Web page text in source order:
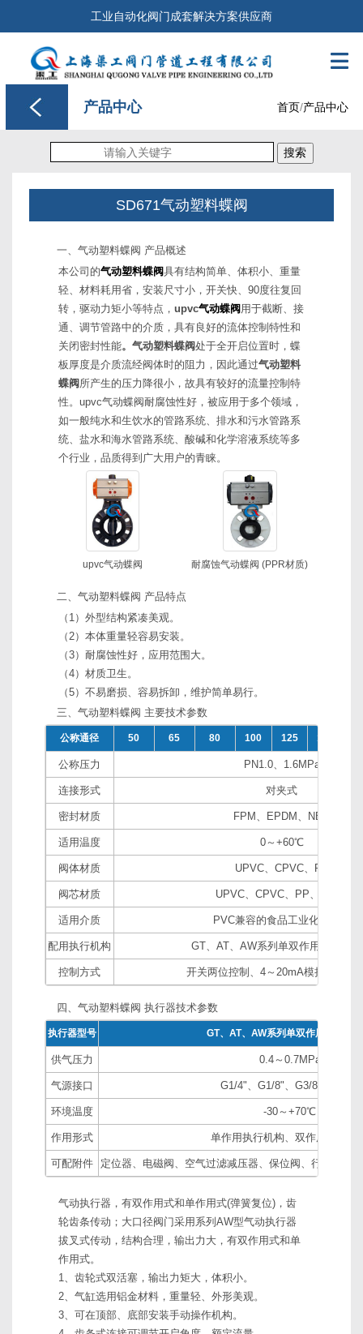
工业自动化阀门成套解决方案供应商

产品中心 首页/产品中心
搜索
SD671气动塑料蝶阀
一、气动塑料蝶阀 产品概述
本公司的气动塑料蝶阀具有结构简单、体积小、重量
轻、材料耗用省，安装尺寸小，开关快、90度往复回
转，驱动力矩小等特点， upvc气动蝶阀 用于截断、接
通、调节管路中的介质，具有良好的流体控制特性和
关闭密封性能。气动塑料蝶阀处于全开启位置时，蝶
板厚度是介质流经阀体时的阻力，因此通过气动塑料
蝶阀 所产生的压力降很小，故具有较好的流量控制特
性。upvc气动蝶阀耐腐蚀性好，被应用于多个领域，
如一般纯水和生饮水的管路系统、排水和污水管路系
统、盐水和海水管路系统、酸碱和化学溶液系统等多
个行业，品质得到广大用户的青睐。
upvc气动蝶阀 耐腐蚀气动蝶阀 (PPR材质)
二、气动塑料蝶阀 产品特点
（1）外型结构紧凑美观。
（2）本体重量轻容易安装。
（3）耐腐蚀性好，应用范围大。
（4）材质卫生。
（5）不易磨损、容易拆卸，维护简单易行。
三、气动塑料蝶阀 主要技术参数
公称通径 50 65 80 100 125 150
公称压力 PN1.0、1.6MPa
连接形式 对夹式
密封材质 FPM、EPDM、NBR
适用温度 0～+60℃
阀体材质 UPVC、CPVC、PP
阀芯材质 UPVC、CPVC、PP、PTFE
适用介质 PVC兼容的食品工业化学溶剂
配用执行机构 GT、AT、AW系列单双作用气动执
控制方式 开关两位控制、4～20mA模拟量信号
四、气动塑料蝶阀 执行器技术参数
执行器型号 GT、AT、AW系列单双作用气动执
供气压力 0.4～0.7MPa
气源接口 G1/4"、G1/8"、G3/8"、G1/2"
环境温度 -30～+70℃
作用形式 单作用执行机构、双作用执行机
可配附件 定位器、电磁阀、空气过滤减压器、保位阀、行程开关
气动执行器，有双作用式和单作用式(弹簧复位)，齿
轮齿条传动；大口径阀门采用系列AW型气动执行器
拔叉式传动，结构合理，输出力大，有双作用式和单
作用式。
1、齿轮式双活塞，输出力矩大，体积小。
2、气缸选用铝金材料，重量轻、外形美观。
3、可在顶部、底部安装手动操作机构。